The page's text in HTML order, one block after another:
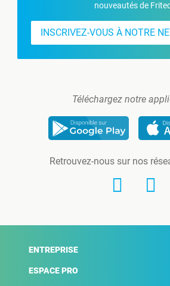
nouveautés de
INSCRIVEZ-VOUS À NOTRE
Téléchargez notre
Retrouvez-nous sur nos
ENTREPRISE
ESPACE PRO